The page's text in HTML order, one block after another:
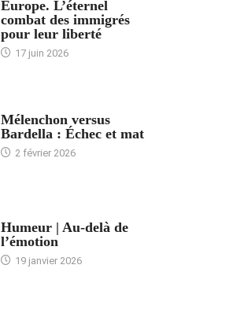
Europe. L’éternel
combat des immigrés
pour leur liberté
17 juin 2026
Mélenchon versus
Bardella : Échec et mat
2 février 2026
Humeur | Au-delà de
l’émotion
19 janvier 2026